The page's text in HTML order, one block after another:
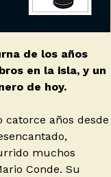
de los años
en la isla, y un
de hoy.
catorce años desde
muchos
Conde. Su